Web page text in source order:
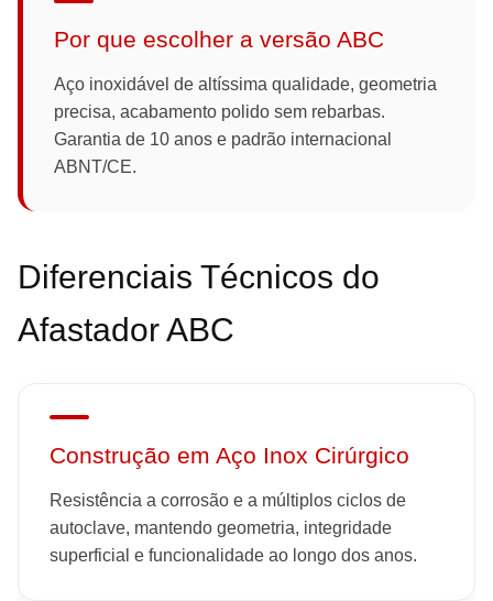
Por que escolher a versão ABC
Aço inoxidável de altíssima qualidade, geometria
precisa, acabamento polido sem rebarbas.
Garantia de 10 anos e padrão internacional
ABNT/CE.
Diferenciais Técnicos do
Afastador ABC
Construção em Aço Inox Cirúrgico
Resistência a corrosão e a múltiplos ciclos de
autoclave, mantendo geometria, integridade
superficial e funcionalidade ao longo dos anos.